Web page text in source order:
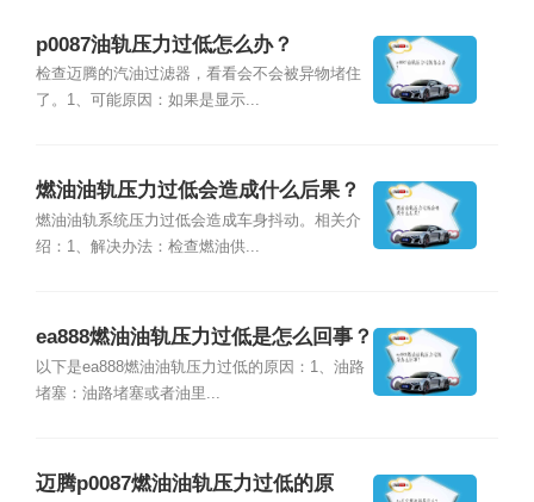
p0087油轨压力过低怎么办？
检查迈腾的汽油过滤器，看看会不会被异物堵住
了。1、可能原因：如果是显示...
燃油油轨压力过低会造成什么后果？
燃油油轨系统压力过低会造成车身抖动。相关介
绍：1、解决办法：检查燃油供...
ea888燃油油轨压力过低是怎么回事？
以下是ea888燃油油轨压力过低的原因：1、油路
堵塞：油路堵塞或者油里...
迈腾p0087燃油油轨压力过低的原